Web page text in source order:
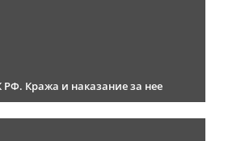
РФ. Кража и наказание за нее